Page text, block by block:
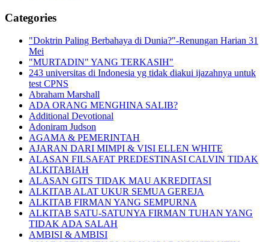
Categories
"Doktrin Paling Berbahaya di Dunia?"-Renungan Harian 31
Mei
"MURTADIN" YANG TERKASIH"
243 universitas di Indonesia yg tidak diakui ijazahnya untuk
test CPNS
Abraham Marshall
ADA ORANG MENGHINA SALIB?
Additional Devotional
Adoniram Judson
AGAMA & PEMERINTAH
AJARAN DARI MIMPI & VISI ELLEN WHITE
ALASAN FILSAFAT PREDESTINASI CALVIN TIDAK
ALKITABIAH
ALASAN GITS TIDAK MAU AKREDITASI
ALKITAB ALAT UKUR SEMUA GEREJA
ALKITAB FIRMAN YANG SEMPURNA
ALKITAB SATU-SATUNYA FIRMAN TUHAN YANG
TIDAK ADA SALAH
AMBISI & AMBISI